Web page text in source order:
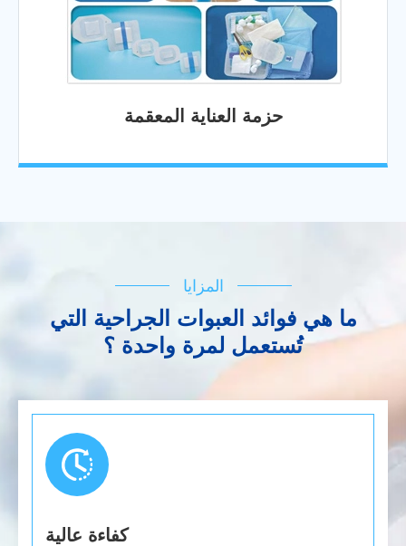
حزمة العناية المعقمة
المزايا
ما هي فوائد العبوات الجراحية التي
تُستعمل لمرة واحدة ؟
كفاءة عالية